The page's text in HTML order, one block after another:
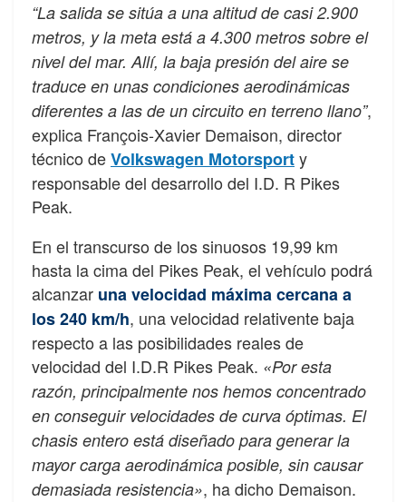
“La salida se sitúa a una altitud de casi 2.900
metros, y la meta está a 4.300 metros sobre el
nivel del mar. Allí, la baja presión del aire se
traduce en unas condiciones aerodinámicas
diferentes a las de un circuito en terreno llano”,
explica François-Xavier Demaison, director
técnico deVolkswagen Motorsporty
responsable del desarrollo del I.D. R Pikes
Peak.
En el transcurso de los sinuosos 19,99 km
hasta la cima del Pikes Peak, el vehículo podrá
alcanzar una velocidad máxima cercana a
los 240 km/h, una velocidad relativente baja
respecto a las posibilidades reales de
velocidad del I.D.R Pikes Peak. «Por esta
razón, principalmente nos hemos concentrado
en conseguir velocidades de curva óptimas. El
chasis entero está diseñado para generar la
mayor carga aerodinámica posible, sin causar
demasiada resistencia», ha dicho Demaison.